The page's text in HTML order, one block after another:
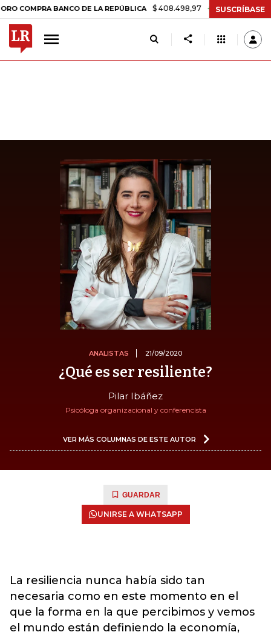
BANCO DE LA REPÚBLICA $ 408.498,97 +$ 8.753,81 +2,19%
SUSCRÍBASE
ANALISTAS 21/09/2020
¿Qué es ser resiliente?
Pilar Ibáñez
Psicóloga organizacional y conferencista
VER MÁS COLUMNAS DE ESTE AUTOR
GUARDAR
UNIRSE A WHATSAPP
La resiliencia nunca había sido tan
necesaria como en este momento en el
que la forma en la que percibimos y vemos
el mundo están definiendo la economía,